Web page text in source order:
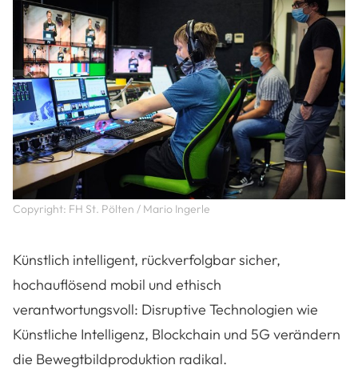
Copyright: FH St. Pölten / Mario Ingerle
Künstlich intelligent, rückverfolgbar sicher,
hochauflösend mobil und ethisch
verantwortungsvoll: Disruptive Technologien wie
Künstliche Intelligenz, Blockchain und 5G verändern
die Bewegtbildproduktion radikal.